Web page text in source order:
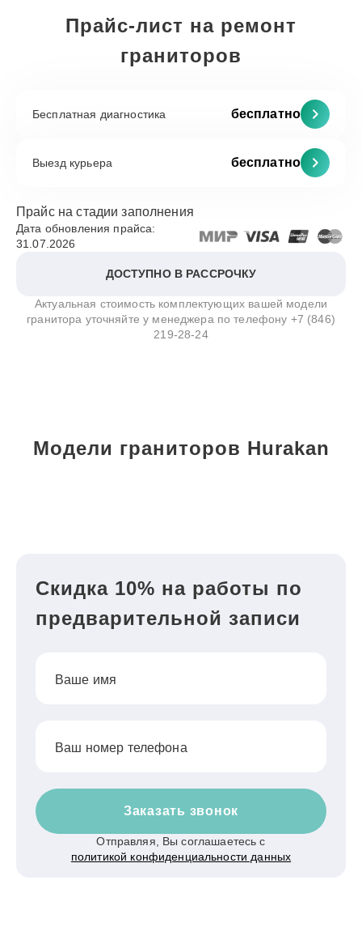
Прайс-лист на ремонт
граниторов
Бесплатная диагностика бесплатно
Выезд курьера бесплатно
Прайс на стадии заполнения
Дата обновления прайса:
31.07.2026
ДОСТУПНО В РАССРОЧКУ
Актуальная стоимость комплектующих вашей модели
гранитора уточняйте у менеджера по телефону +7 (846)
219-28-24
Модели граниторов Hurakan
Скидка 10% на работы по
предварительной записи
Ваше имя
Ваш номер телефона
Заказать звонок
Отправляя, Вы соглашаетесь с
политикой конфиденциальности данных